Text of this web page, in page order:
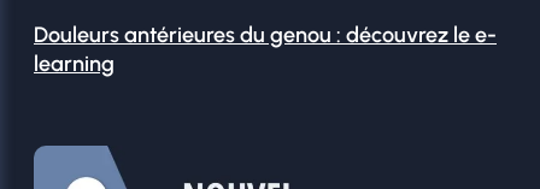
Douleurs antérieures du genou : découvrez le e-
learning